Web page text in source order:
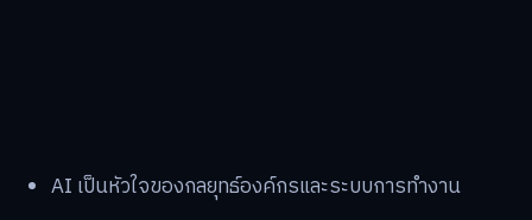
AI เป็นหัวใจของกลยุทธ์องค์กรและระบบการทำงาน